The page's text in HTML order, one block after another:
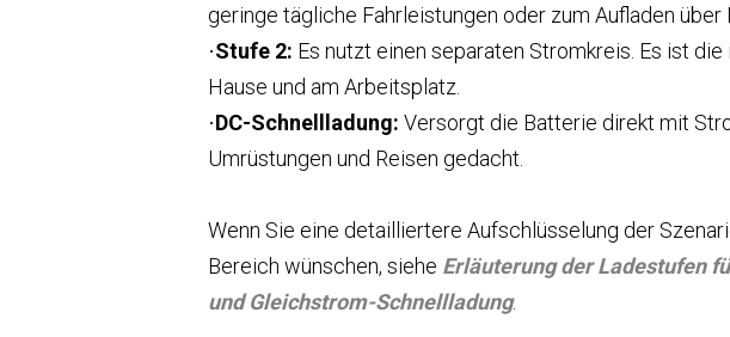
geringe tägliche Fahrleistungen oder zum Aufladen über
·Stufe 2: Es nutzt einen separaten Stromkreis. Es ist
Hause und am Arbeitsplatz.
·DC-Schnellladung:Versorgt die Batterie direkt mit
Umrüstungen und Reisen gedacht.
Wenn Sie eine detailliertere Aufschlüsselung der
Bereich wünschen, siehe Erläuterung der Ladestufen
und Gleichstrom-Schnellladung.